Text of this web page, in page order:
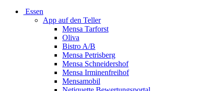
Essen
App auf den Teller
Mensa Tarforst
Oliva
Bistro A/B
Mensa Petrisberg
Mensa Schneidershof
Mensa Irminenfreihof
Mensamobil